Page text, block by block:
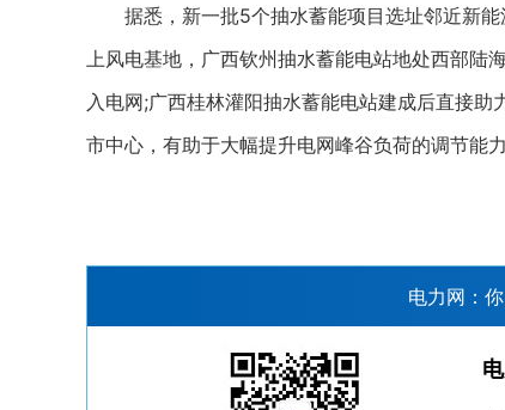
据悉，新一批5个抽水蓄能项目选址邻近新能
上风电基地，广西钦州抽水蓄能电站地处西部陆
入电网;广西桂林灌阳抽水蓄能电站建成后直接
市中心，有助于大幅提升电网峰谷负荷的调节能
电力网：